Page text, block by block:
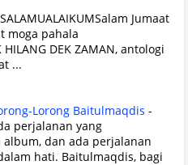
Jumaat
moga pahala
DEK ZAMAN, antologi
...
Lorong Baitulmaqdis -
perjalanan yang
dan ada perjalanan
hati. Baitulmaqdis, bagi